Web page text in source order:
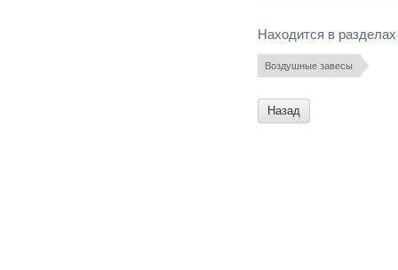
Находится в разделах
Воздушные завесы
Назад